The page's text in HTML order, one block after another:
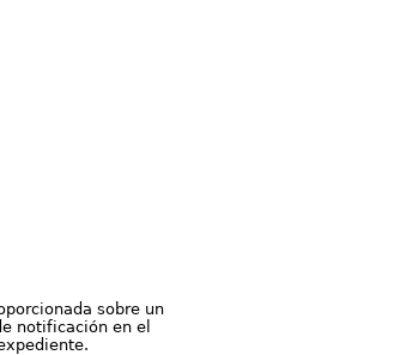
sobre un
notificación en el